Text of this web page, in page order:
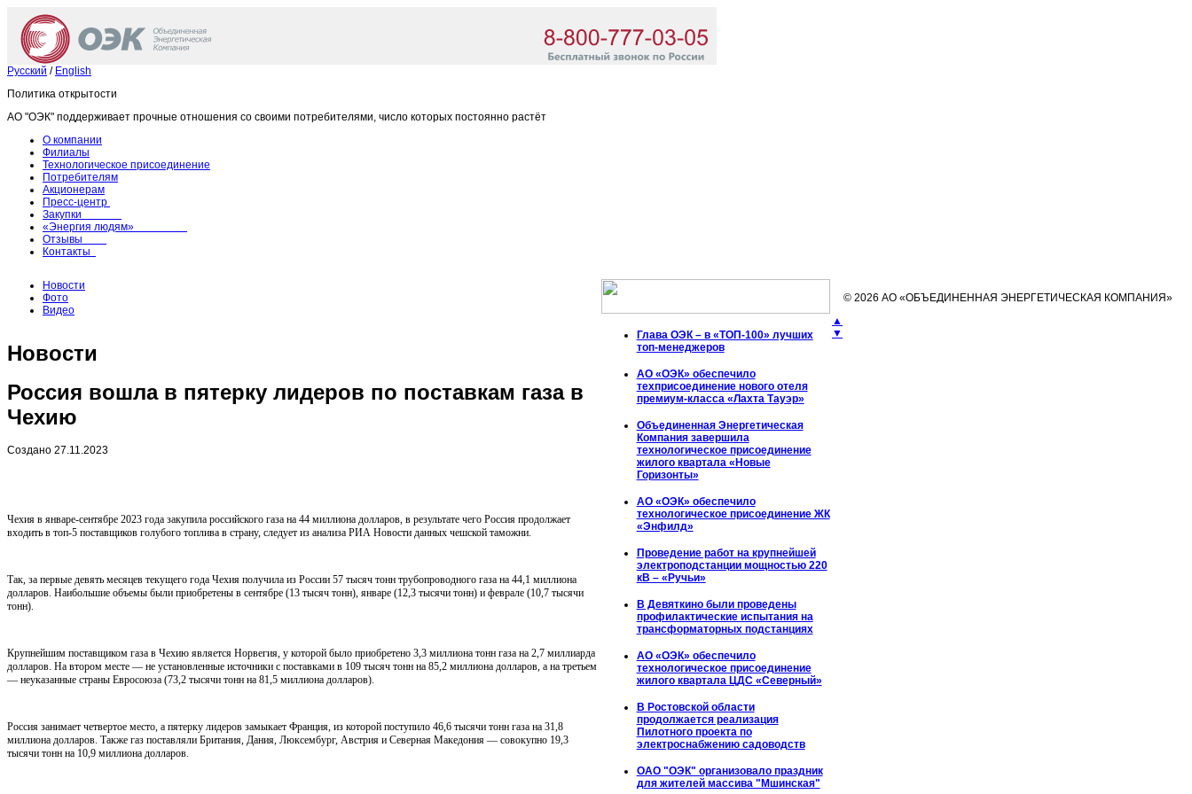
Русский / English
Политика открытости
АО "ОЭК" поддерживает прочные отношения со своими потребителями, число которых постоянно растёт
О компании
Филиалы
Технологическое присоединение
Потребителям
Акционерам
Пресс-центр
Закупки
«Энергия людям»
Отзывы
Контакты
Новости
Фото
Видео
Новости
Россия вошла в пятерку лидеров по поставкам газа в
Чехию
Создано 27.11.2023
Чехия в январе-сентябре 2023 года закупила российского газа на 44 миллиона долларов, в результате чего Россия продолжает
входить в топ-5 поставщиков голубого топлива в страну, следует из анализа РИА Новости данных чешской таможни.
Так, за первые девять месяцев текущего года Чехия получила из России 57 тысяч тонн трубопроводного газа на 44,1 миллиона
долларов. Наибольшие объемы были приобретены в сентябре (13 тысяч тонн), январе (12,3 тысячи тонн) и феврале (10,7 тысячи
тонн).
Крупнейшим поставщиком газа в Чехию является Норвегия, у которой было приобретено 3,3 миллиона тонн газа на 2,7 миллиарда
долларов. На втором месте — не установленные источники с поставками в 109 тысяч тонн на 85,2 миллиона долларов, а на третьем
— неуказанные страны Евросоюза (73,2 тысячи тонн на 81,5 миллиона долларов).
Россия занимает четвертое место, а пятерку лидеров замыкает Франция, из которой поступило 46,6 тысячи тонн газа на 31,8
миллиона долларов. Также газ поставляли Британия, Дания, Люксембург, Австрия и Северная Македония — совокупно 19,3
тысячи тонн на 10,9 миллиона долларов.
Глава ОЭК – в «ТОП-100» лучших
топ-менеджеров
АО «ОЭК» обеспечило
техприсоединение нового отеля
премиум-класса «Лахта Тауэр»
Объединенная Энергетическая
Компания завершила
технологическое присоединение
жилого квартала «Новые
Горизонты»
АО «ОЭК» обеспечило
технологическое присоединение ЖК
«Энфилд»
Проведение работ на крупнейшей
электроподстанции мощностью 220
кВ – «Ручьи»
В Девяткино были проведены
профилактические испытания на
трансформаторных подстанциях
АО «ОЭК» обеспечило
технологическое присоединение
жилого квартала ЦДС «Северный»
В Ростовской области
продолжается реализация
Пилотного проекта по
электроснабжению садоводств
ОАО "ОЭК" организовало праздник
для жителей массива "Мшинская"
© 2026 АО «ОБЪЕДИНЕННАЯ ЭНЕРГЕТИЧЕСКАЯ КОМПАНИЯ»
▲
▼